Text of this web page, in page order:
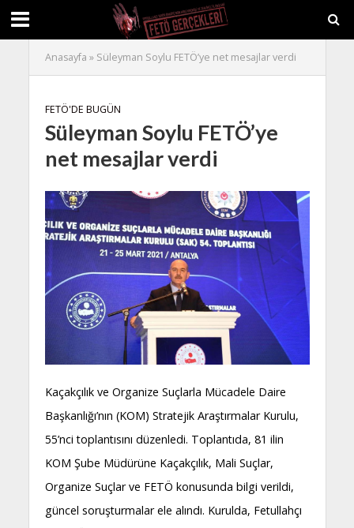
Anasayfa » Süleyman Soylu FETÖ’ye net mesajlar verdi
FETÖ'DE BUGÜN
Süleyman Soylu FETÖ’ye
net mesajlar verdi
Kaçakçılık ve Organize Suçlarla Mücadele Daire
Başkanlığı’nın (KOM) Stratejik Araştırmalar Kurulu,
55’nci toplantısını düzenledi. Toplantıda, 81 ilin
KOM Şube Müdürüne Kaçakçılık, Mali Suçlar,
Organize Suçlar ve FETÖ konusunda bilgi verildi,
güncel soruşturmalar ele alındı. Kurulda, Fetullahçı